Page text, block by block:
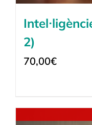
2)
70,00€